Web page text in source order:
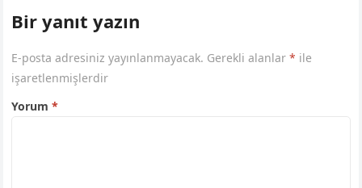
Bir yanıt yazın
E-posta adresiniz yayınlanmayacak. Gerekli alanlar* ile
işaretlenmişlerdir
Yorum*